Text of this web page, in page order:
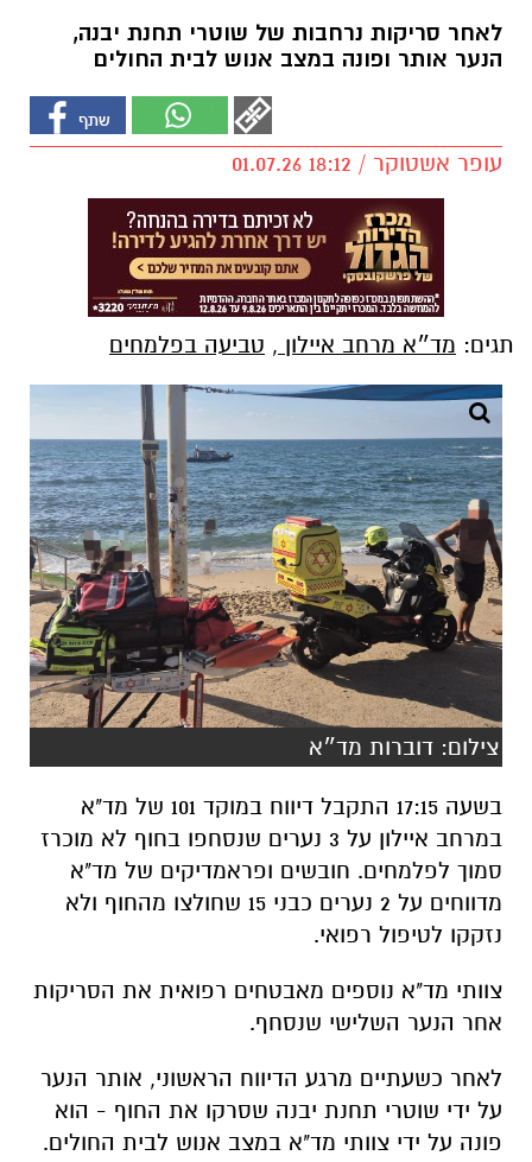
לאחר סריקות נרחבות של שוטרי תחנת יבנה,
הנער אותר ופונה במצב אנוש לבית החולים
עופר אשטוקר / 18:12 01.07.26
תגים: מד״א מרחב איילון , טביעה בפלמחים
צילום: דוברות מד״א
בשעה 17:15 התקבל דיווח במוקד 101 של מד"א
במרחב איילון על 3 נערים שנסחפו בחוף לא מוכרז
סמוך לפלמחים. חובשים ופראמדיקים של מד"א
מדווחים על 2 נערים כבני 15 שחולצו מהחוף ולא
נזקקו לטיפול רפואי.
צוותי מד"א נוספים מאבטחים רפואית את הסריקות
אחר הנער השלישי שנסחף.
לאחר כשעתיים מרגע הדיווח הראשוני, אותר הנער
על ידי שוטרי תחנת יבנה שסרקו את החוף - הוא
פונה על ידי צוותי מד"א במצב אנוש לבית החולים.